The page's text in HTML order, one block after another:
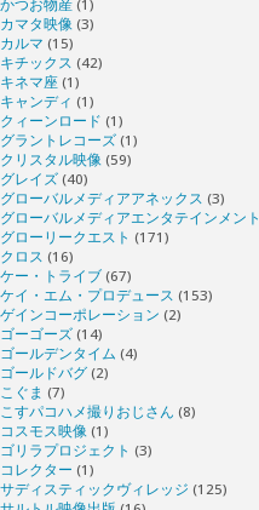
かつお物産 (1)
カマタ映像 (3)
カルマ (15)
キチックス (42)
キネマ座 (1)
キャンディ (1)
クィーンロード (1)
グラントレコーズ (1)
クリスタル映像 (59)
グレイズ (40)
グローバルメディアアネックス (3)
グローバルメディアエンタテインメント
グローリークエスト (171)
クロス (16)
ケー・トライブ (67)
ケイ・エム・プロデュース (153)
ゲインコーポレーション (2)
ゴーゴーズ (14)
ゴールデンタイム (4)
ゴールドバグ (2)
こぐま (7)
こすパコハメ撮りおじさん (8)
コスモス映像 (1)
ゴリラプロジェクト (3)
コレクター (1)
サディスティックヴィレッジ (125)